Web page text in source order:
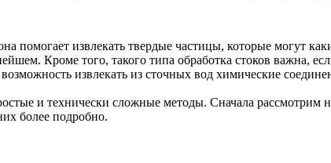
помогает извлекать твердые частицы, которые могут
Кроме того, такого типа обработка стоков важна,
извлекать из сточных вод химические
и технически сложные методы. Сначала рассмотрим
более подробно.